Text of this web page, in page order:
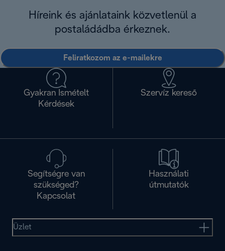
Híreink és ajánlataink közvetlenül a
postaládádba érkeznek.
Feliratkozom az e-mailekre
Gyakran Ismételt
Kérdések
Szervíz kereső
Segítségre van
szükséged?
Kapcsolat
Használati
útmutatók
Üzlet